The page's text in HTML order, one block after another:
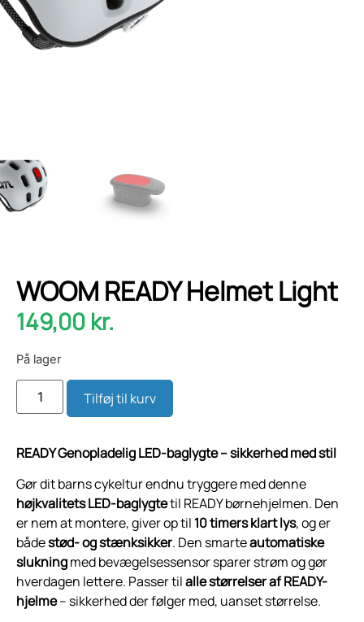
WOOM READY Helmet Light
149,00 kr.
På lager
Tilføj til kurv
READY Genopladelig LED-baglygte – sikkerhed med stil
Gør dit barns cykeltur endnu tryggere med denne
højkvalitets LED-baglygtetil READY børnehjelmen. Den
er nem at montere, giver op til 10 timers klart lys, og er
bådestød- og stænksikker. Den smarteautomatiske
slukningmed bevægelsessensor sparer strøm og gør
hverdagen lettere. Passer tilalle størrelser af READY-
hjelme– sikkerhed der følger med, uanset størrelse.